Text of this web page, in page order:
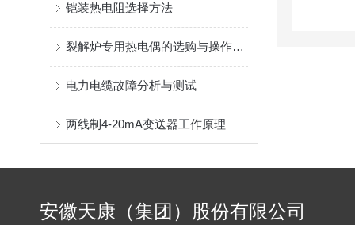
铠装热电阻选择方法
裂解炉专用热电偶的选购与操作指南
电力电缆故障分析与测试
两线制4-20mA变送器工作原理
安徽天康（集团）股份有限公司